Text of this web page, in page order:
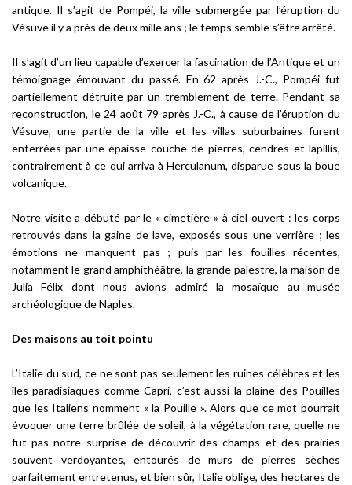
antique. Il s’agit de Pompéi, la ville submergée par l’éruption du
Vésuve il y a près de deux mille ans ; le temps semble s’être arrêté.
Il s’agit d’un lieu capable d’exercer la fascination de l’Antique et un
témoignage émouvant du passé. En 62 après J.-C., Pompéi fut
partiellement détruite par un tremblement de terre. Pendant sa
reconstruction, le 24 août 79 après J.-C., à cause de l’éruption du
Vésuve, une partie de la ville et les villas suburbaines furent
enterrées par une épaisse couche de pierres, cendres et lapillis,
contrairement à ce qui arriva à Herculanum, disparue sous la boue
volcanique.
Notre visite a débuté par le « cimetière » à ciel ouvert : les corps
retrouvés dans la gaine de lave, exposés sous une verrière ; les
émotions ne manquent pas ; puis par les fouilles récentes,
notamment le grand amphithéâtre, la grande palestre, la maison de
Julia Félix dont nous avions admiré la mosaïque au musée
archéologique de Naples.
Des maisons au toit pointu
L’Italie du sud, ce ne sont pas seulement les ruines célèbres et les
îles paradisiaques comme Capri, c’est aussi la plaine des Pouilles
que les Italiens nomment « la Pouille ». Alors que ce mot pourrait
évoquer une terre brûlée de soleil, à la végétation rare, quelle ne
fut pas notre surprise de découvrir des champs et des prairies
souvent verdoyantes, entourés de murs de pierres sèches
parfaitement entretenus, et bien sûr, Italie oblige, des hectares de